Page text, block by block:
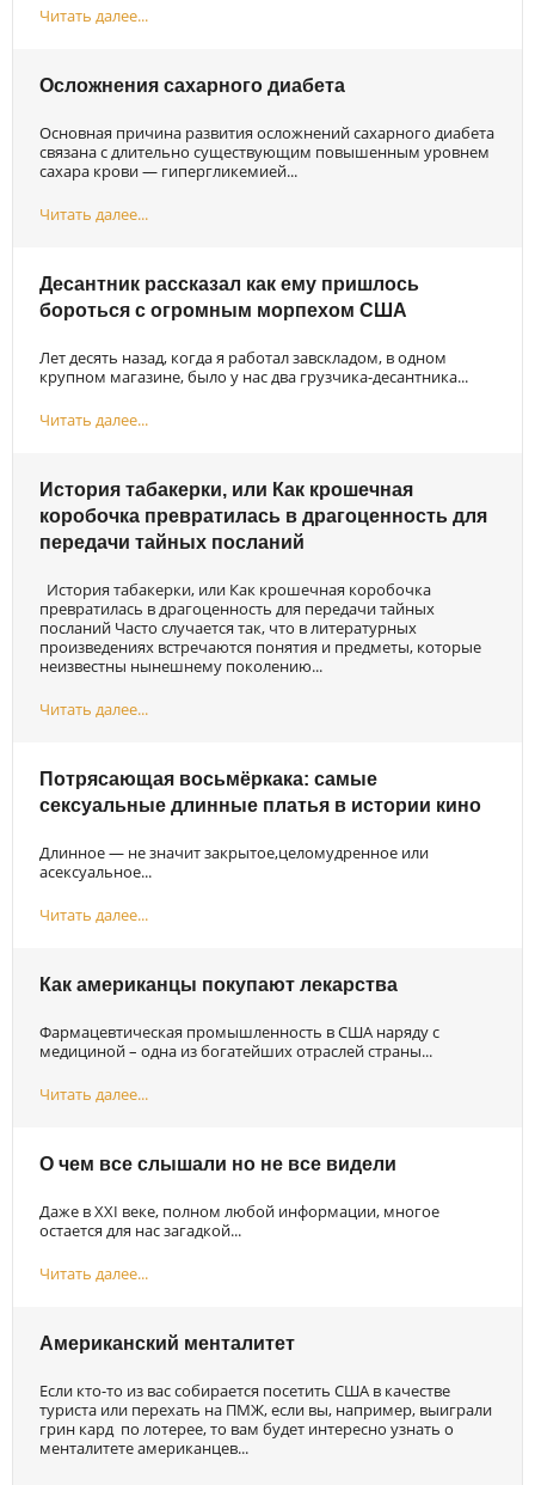
Читать далее...
Осложнения сахарного диабета
Основная причина развития осложнений сахарного диабета
связана с длительно существующим повышенным уровнем
сахара крови — гипергликемией...
Читать далее...
Десантник рассказал как ему пришлось
бороться с огромным морпехом США
Лет десять назад, когда я работал завскладом, в одном
крупном магазине, было у нас два грузчика-десантника...
Читать далее...
История табакерки, или Как крошечная
коробочка превратилась в драгоценность для
передачи тайных посланий
История табакерки, или Как крошечная коробочка
превратилась в драгоценность для передачи тайных
посланий Часто случается так, что в литературных
произведениях встречаются понятия и предметы, которые
неизвестны нынешнему поколению...
Читать далее...
Потрясающая восьмёркака: самые
сексуальные длинные платья в истории кино
Длинное — не значит закрытое,целомудренное или
асексуальное...
Читать далее...
Как американцы покупают лекарства
Фармацевтическая промышленность в США наряду с
медициной – одна из богатейших отраслей страны...
Читать далее...
О чем все слышали но не все видели
Даже в XXI веке, полном любой информации, многое
остается для нас загадкой...
Читать далее...
Американский менталитет
Если кто-то из вас собирается посетить США в качестве
туриста или перехать на ПМЖ, если вы, например, выиграли
грин кард по лотерее, то вам будет интересно узнать о
менталитете американцев...